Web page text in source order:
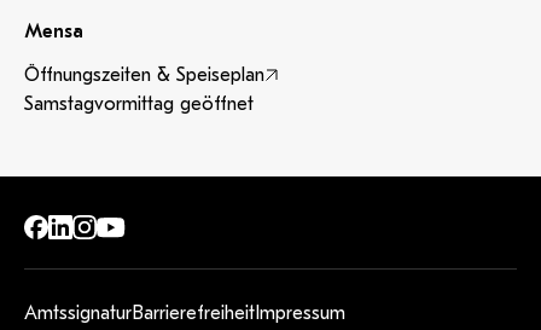
Mensa
Öffnungszeiten & Speiseplan
Samstagvormittag geöffnet
AmtssignaturBarrierefreiheit Impressum